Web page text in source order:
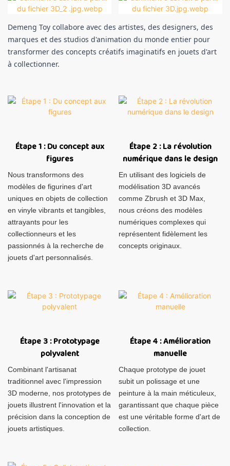
Demeng Toy collabore avec des artistes, des designers, des
marques et des studios d'animation du monde entier pour
transformer des concepts créatifs imaginatifs en jouets d'art
à collectionner.
Étape 1 : Du concept aux
figures
Nous transformons des
modèles de figurines d'art
uniques en objets de collection
en vinyle vibrants et tangibles,
attrayants pour les
collectionneurs et les
passionnés à la recherche de
jouets d'art personnalisés.
Étape 2 : La révolution
numérique dans le design
En utilisant des logiciels de
modélisation 3D avancés
comme Zbrush et 3D Max,
nous créons des modèles
numériques complexes qui
représentent fidèlement les
concepts originaux.
Étape 3 : Prototypage
polyvalent
Combinant l'artisanat
traditionnel avec l'impression
3D moderne, nos prototypes de
jouets illustrent l'innovation et la
précision dans la conception de
jouets artistiques.
Étape 4 : Amélioration
manuelle
Chaque prototype de jouet
subit un polissage et une
peinture à la main méticuleux,
garantissant que chaque pièce
est une véritable forme d'art de
collection.